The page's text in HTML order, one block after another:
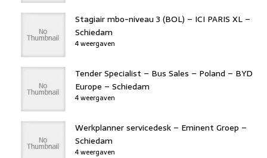
Stagiair mbo-niveau 3 (BOL) – ICI PARIS XL –
Schiedam
4 weergaven
Tender Specialist – Bus Sales – Poland – BYD
Europe – Schiedam
4 weergaven
Werkplanner servicedesk – Eminent Groep –
Schiedam
4 weergaven